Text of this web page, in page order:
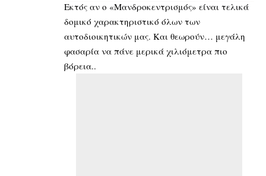
Εκτός αν ο «Μανδροκεντρισμός» είναι τελικά
δομικό χαρακτηριστικό όλων των
αυτοδιοικητικών μας. Και θεωρούν… μεγάλη
φασαρία να πάνε μερικά χιλιόμετρα πιο
βόρεια..